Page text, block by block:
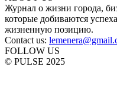
Журнал о жизни города,
которые добиваются
жизненную позицию.
Contact us:
FOLLOW US
© PULSE 2025